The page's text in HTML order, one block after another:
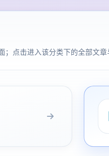
；点击进入该分类下的全部文章